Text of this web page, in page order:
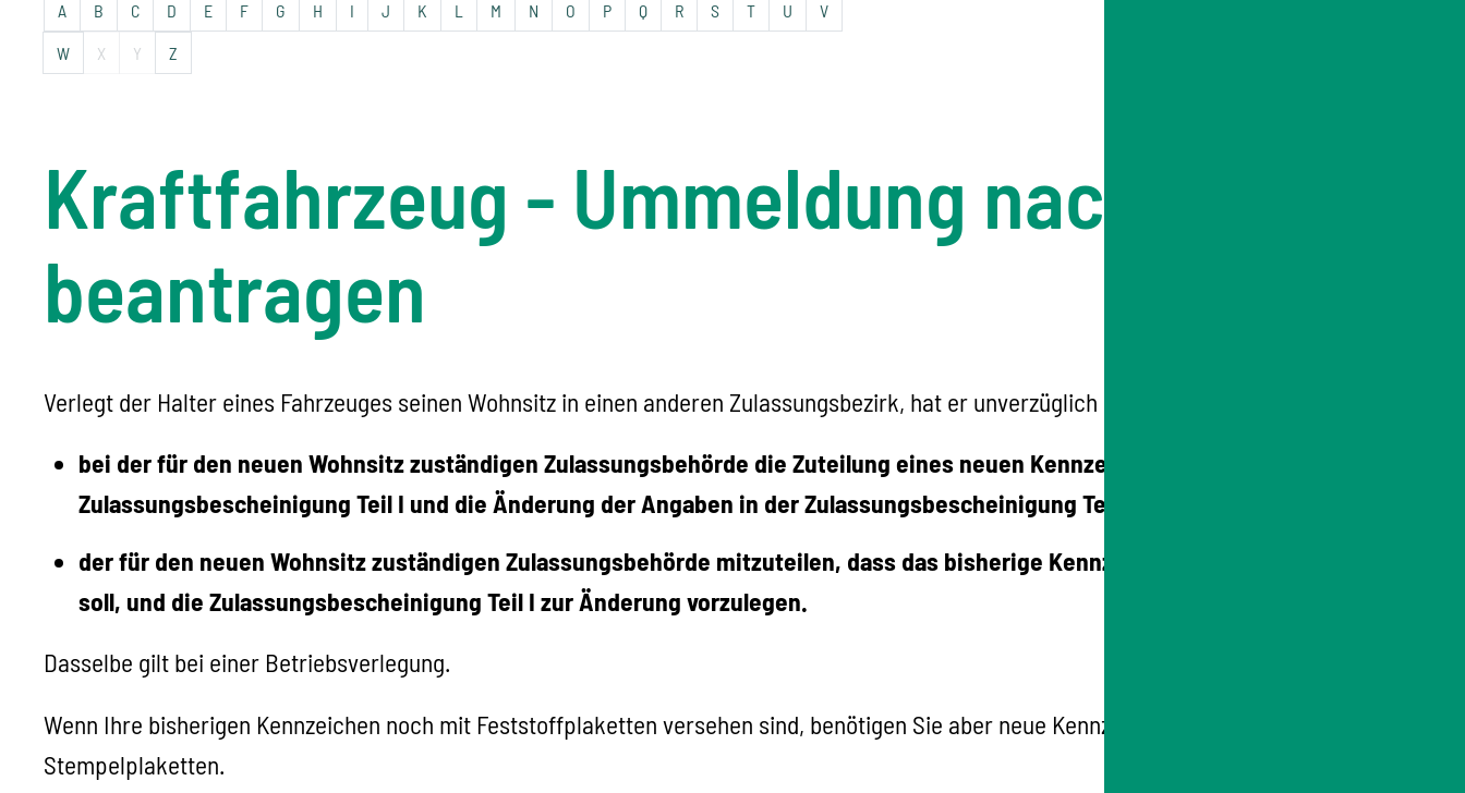
A B C D E F G H I J K L M N O P Q R S T U V
W X Y Z
Kraftfahrzeug - Ummeldung nach Umzug
beantragen
Verlegt der Halter eines Fahrzeuges seinen Wohnsitz in einen anderen Zulassungsbezirk, hat er unverzüglich
bei der für den neuen Wohnsitz zuständigen Zulassungsbehörde die Zuteilung eines neuen Kennzeichens, einer neuen
Zulassungsbescheinigung Teil I und die Änderung der Angaben in der Zulassungsbescheinigung Teil II zu beantragen oder
der für den neuen Wohnsitz zuständigen Zulassungsbehörde mitzuteilen, dass das bisherige Kennzeichen weitergeführt werden
soll, und die Zulassungsbescheinigung Teil I zur Änderung vorzulegen.
Dasselbe gilt bei einer Betriebsverlegung.
Wenn Ihre bisherigen Kennzeichen noch mit Feststoffplaketten versehen sind, benötigen Sie aber neue Kennzeichenschilder mit neuen
Stempelplaketten.